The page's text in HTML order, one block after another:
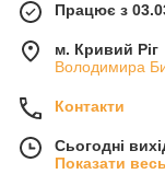
Працює з
м. Кривий Ріг
Володимира
Контакти
Сьогодні
Показати